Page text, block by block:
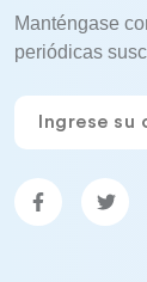
Manténgase
periódicas